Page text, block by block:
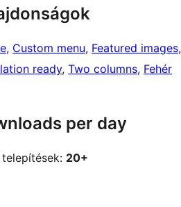
, Custom menu, Featured images,
ready, Two columns, Fehér
per day
20+